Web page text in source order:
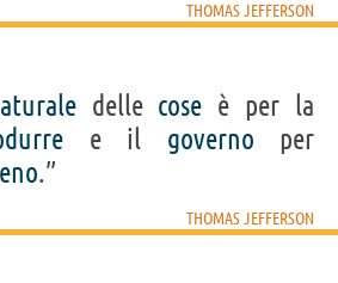
THOMAS JEFFERSON
delle cose è per la
e il governo per
.”
THOMAS JEFFERSON